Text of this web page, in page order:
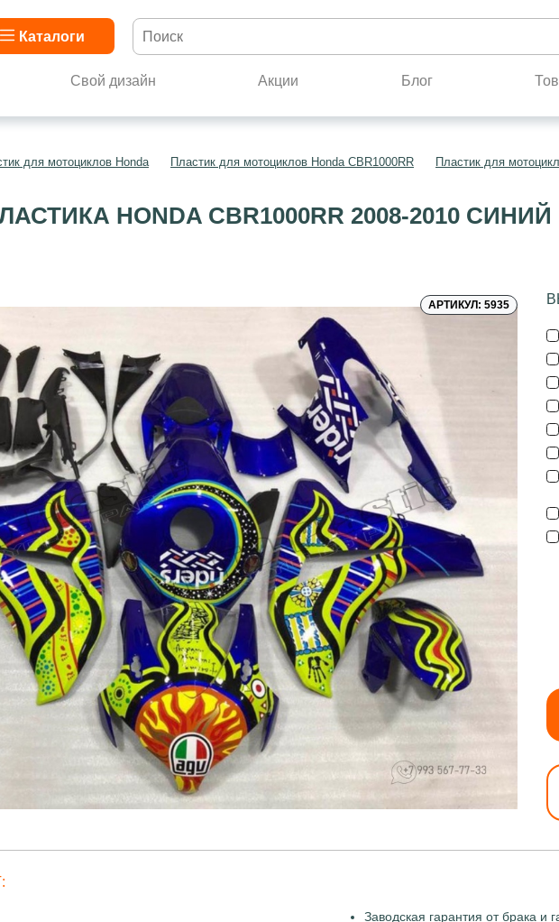
Каталоги
Свой дизайн Акции Блог
для мотоциклов Honda Пластик для мотоциклов Honda CBR1000RR Пластик для
HONDA CBR1000RR 2008-2010
АРТИКУЛ: 5935
Заводская гарантия от брака и